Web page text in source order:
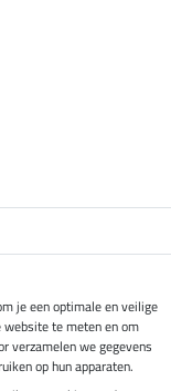
je een optimale en veilige
website te meten en om
verzamelen we gegevens
op hun apparaten.